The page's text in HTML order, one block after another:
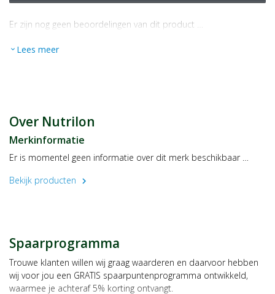
Er zijn nog geen beoordelingen van dit product …
expand_more Lees meer
Over Nutrilon
Merkinformatie
Er is momentel geen informatie over dit merk beschikbaar …
Bekijk producten
chevron_right
Spaarprogramma
Trouwe klanten willen wij graag waarderen en daarvoor hebben
wij voor jou een GRATIS spaarpuntenprogramma ontwikkeld,
waarmee je achteraf 5% korting ontvangt.